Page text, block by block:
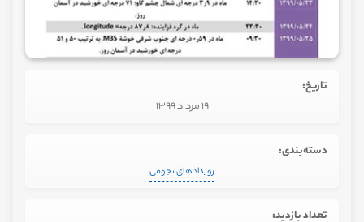
تاریخ:
19 مرداد 1399
دسته‌بندی:
رویدادهای نجومی
تعداد بازدید: